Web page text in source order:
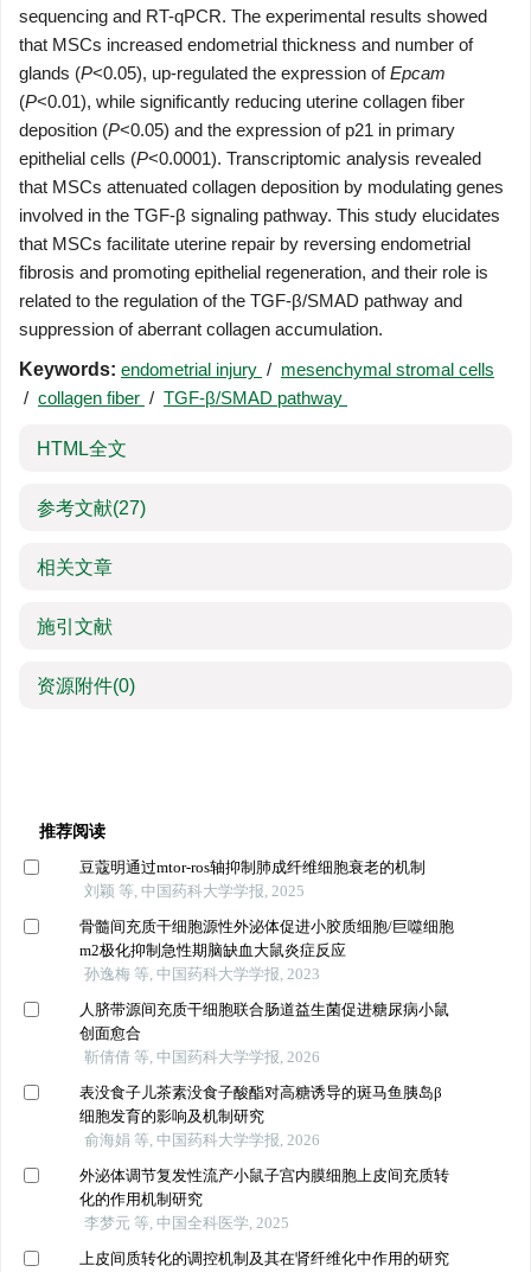
sequencing and RT-qPCR. The experimental results showed
that MSCs increased endometrial thickness and number of
glands (P<0.05), up-regulated the expression ofEpcam
(P<0.01), while significantly reducing uterine collagen fiber
deposition (P<0.05) and the expression of p21 in primary
epithelial cells (P<0.0001). Transcriptomic analysis revealed
that MSCs attenuated collagen deposition by modulating genes
involved in the TGF-β signaling pathway. This study elucidates
that MSCs facilitate uterine repair by reversing endometrial
fibrosis and promoting epithelial regeneration, and their role is
related to the regulation of the TGF-β/SMAD pathway and
suppression of aberrant collagen accumulation.
Keywords: endometrial injury / mesenchymal stromal cells
/ collagen fiber / TGF-β/SMAD pathway
HTML全文
参考文献(27)
相关文章
施引文献
资源附件(0)
推荐阅读
豆蔻明通过mtor-ros轴抑制肺成纤维细胞衰老的机制
刘颖 等, 中国药科大学学报, 2025
骨髓间充质干细胞源性外泌体促进小胶质细胞/巨噬细胞
m2极化抑制急性期脑缺血大鼠炎症反应
孙逸梅 等, 中国药科大学学报, 2023
人脐带源间充质干细胞联合肠道益生菌促进糖尿病小鼠
创面愈合
靳倩倩 等, 中国药科大学学报, 2026
表没食子儿茶素没食子酸酯对高糖诱导的斑马鱼胰岛β
细胞发育的影响及机制研究
俞海娟 等, 中国药科大学学报, 2026
外泌体调节复发性流产小鼠子宫内膜细胞上皮间充质转
化的作用机制研究
李梦元 等, 中国全科医学, 2025
上皮间质转化的调控机制及其在肾纤维化中作用的研究